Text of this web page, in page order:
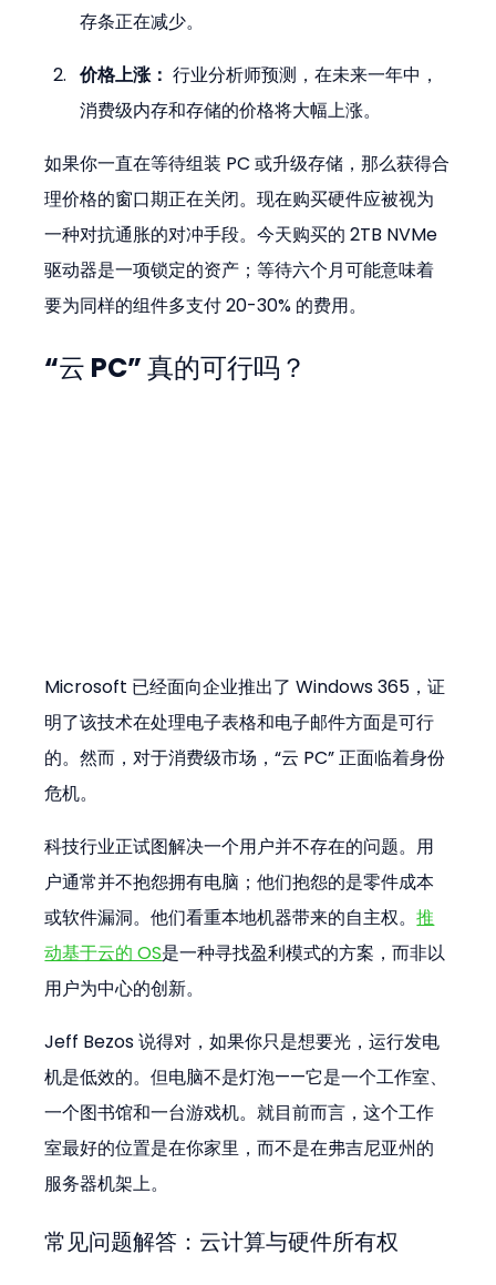
存条正在减少。
价格上涨： 行业分析师预测，在未来一年中，
消费级内存和存储的价格将大幅上涨。
如果你一直在等待组装 PC 或升级存储，那么获得合
理价格的窗口期正在关闭。现在购买硬件应被视为
一种对抗通胀的对冲手段。今天购买的 2TB NVMe
驱动器是一项锁定的资产；等待六个月可能意味着
要为同样的组件多支付 20-30% 的费用。
“云 PC” 真的可行吗？
Microsoft 已经面向企业推出了 Windows 365，证
明了该技术在处理电子表格和电子邮件方面是可行
的。然而，对于消费级市场，“云 PC” 正面临着身份
危机。
科技行业正试图解决一个用户并不存在的问题。用
户通常并不抱怨拥有电脑；他们抱怨的是零件成本
或软件漏洞。他们看重本地机器带来的自主权。推
动基于云的 OS是一种寻找盈利模式的方案，而非以
用户为中心的创新。
Jeff Bezos 说得对，如果你只是想要光，运行发电
机是低效的。但电脑不是灯泡——它是一个工作室、
一个图书馆和一台游戏机。就目前而言，这个工作
室最好的位置是在你家里，而不是在弗吉尼亚州的
服务器机架上。
常见问题解答：云计算与硬件所有权